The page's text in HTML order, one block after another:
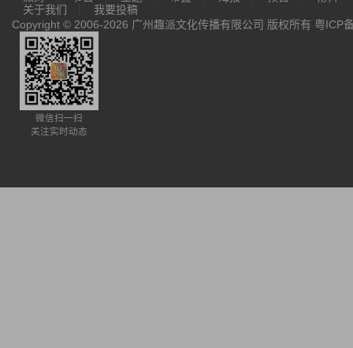
关于我们
我要投稿
Copyright © 2006-2026 广州趣派文化传播有限公司 版权所有 粤ICP
微信扫一扫
关注实时动态